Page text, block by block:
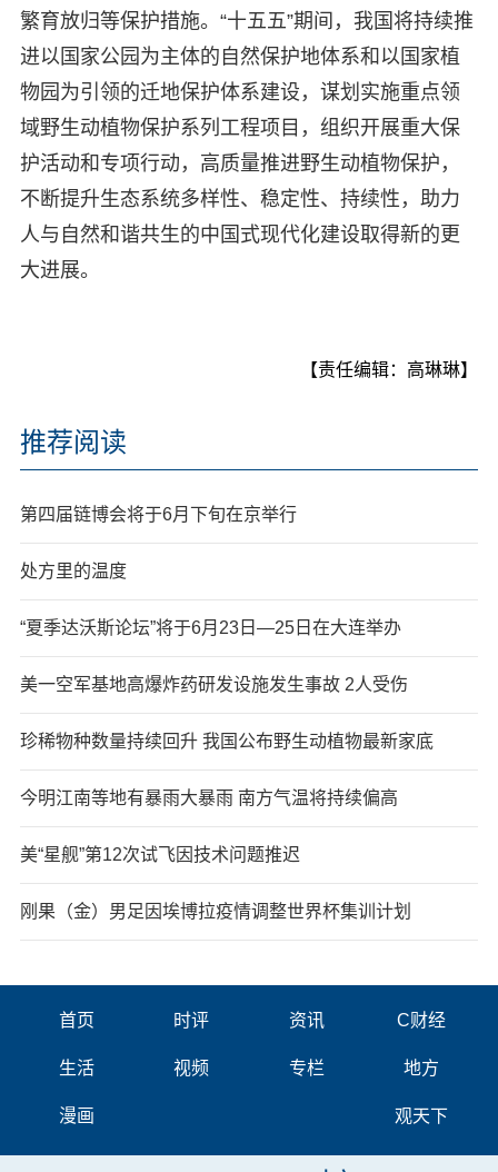
繁育放归等保护措施。“十五五”期间，我国将持续推
进以国家公园为主体的自然保护地体系和以国家植
物园为引领的迁地保护体系建设，谋划实施重点领
域野生动植物保护系列工程项目，组织开展重大保
护活动和专项行动，高质量推进野生动植物保护，
不断提升生态系统多样性、稳定性、持续性，助力
人与自然和谐共生的中国式现代化建设取得新的更
大进展。
【责任编辑：高琳琳】
推荐阅读
第四届链博会将于6月下旬在京举行
处方里的温度
“夏季达沃斯论坛”将于6月23日—25日在大连举办
美一空军基地高爆炸药研发设施发生事故 2人受伤
珍稀物种数量持续回升 我国公布野生动植物最新家底
今明江南等地有暴雨大暴雨 南方气温将持续偏高
美“星舰”第12次试飞因技术问题推迟
刚果（金）男足因埃博拉疫情调整世界杯集训计划
首页 时评 资讯 C财经
生活 视频 专栏 地方
漫画 观天下